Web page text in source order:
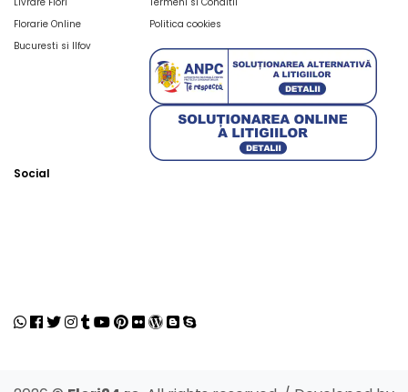
Florarie Online
Bucuresti si Ilfov
Politica cookies
Social